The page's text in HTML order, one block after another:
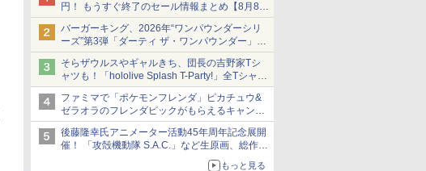
円！ もうすぐ終了のセール情報まとめ【8月8日
更新】
ニンテンドーeショップでは「大神 絶景版」が
67%オフで990円
バーガーキング、2026年“ワンパウンダーシリ
ーズ”第3弾「ダーティ ザ・ワンパウンダー」を
8月7日発売
「特製ガーリックマヨソース」を使用した超大
型チーズバーガー
そらザウルスやギャルきち、団長の吉野家Tシ
ャツも！「hololive Splash T-Party!」全Tシャツ
ラインナップ公開＆オンライン販売開始
ファミマで「ポケモンフレンダ」ピカチュウ&
ゼラオラのフレンダピックがもらえるキャンペ
ーン開催！
後藤隆幸氏アニメーター活動45年周年記念展開
催！ 「攻殻機動隊 S.A.C.」など生原画、総作画
もっと見る